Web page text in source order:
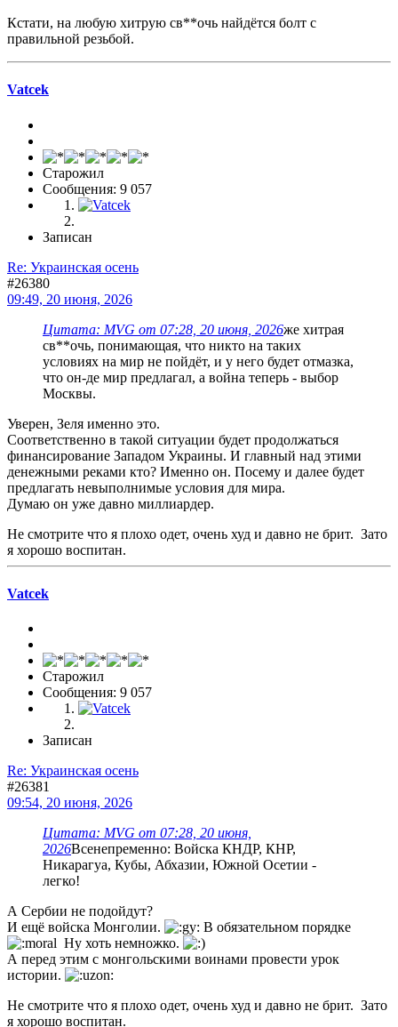
Кстати, на любую хитрую св**очь найдётся болт с
правильной резьбой.
Vatcek
Старожил
Сообщения: 9 057
Записан
Re: Украинская осень
#26380
09:49, 20 июня, 2026
Цитата: MVG от 07:28, 20 июня, 2026же хитрая
св**очь, понимающая, что никто на таких
условиях на мир не пойдёт, и у него будет отмазка,
что он-де мир предлагал, а война теперь - выбор
Москвы.
Уверен, Зеля именно это.
Соответственно в такой ситуации будет продолжаться
финансирование Западом Украины. И главный над этими
денежными реками кто? Именно он. Посему и далее будет
предлагать невыполнимые условия для мира.
Думаю он уже давно миллиардер.
Не смотрите что я плохо одет, очень худ и давно не брит. Зато
я хорошо воспитан.
Vatcek
Старожил
Сообщения: 9 057
Записан
Re: Украинская осень
#26381
09:54, 20 июня, 2026
Цитата: MVG от 07:28, 20 июня,
2026Всенепременно: Войска КНДР, КНР,
Никарагуа, Кубы, Абхазии, Южной Осетии -
легко!
А Сербии не подойдут?
И ещё войска Монголии.
В обязательном порядке
Ну хоть немножко.
А перед этим с монгольскими воинами провести урок
истории.
Не смотрите что я плохо одет, очень худ и давно не брит. Зато
я хорошо воспитан.